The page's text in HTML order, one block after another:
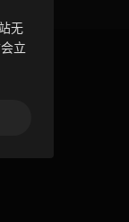
无
立